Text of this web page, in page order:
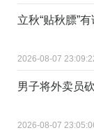
立秋“贴秋膘”
2026-08-07
男子将外卖员
2026-08-07